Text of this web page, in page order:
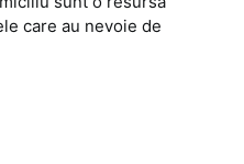
care au nevoie de